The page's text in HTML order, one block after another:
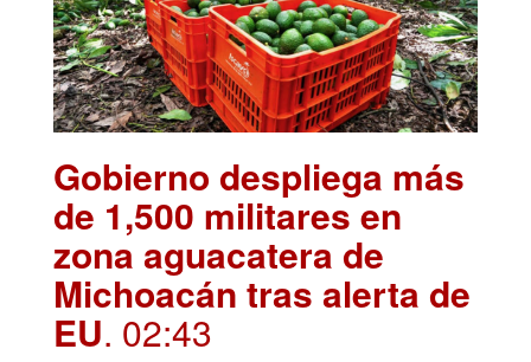
Gobierno despliega más
de 1,500 militares en
zona aguacatera de
Michoacán tras alerta de
EU. 02:43